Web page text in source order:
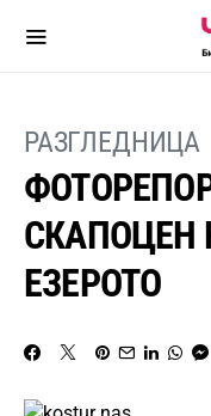
РАЗГЛЕДНИЦА
СКАПОЦЕН
ЕЗЕРОТО